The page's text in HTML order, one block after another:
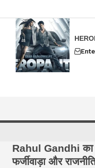
Rahul Gandhi का
फर्जीवाड़ा और